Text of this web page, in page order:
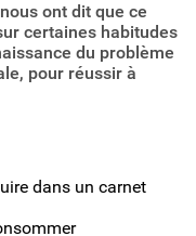
ont dit que ce
certaines habitudes
du problème
pour réussir à
dans un carnet